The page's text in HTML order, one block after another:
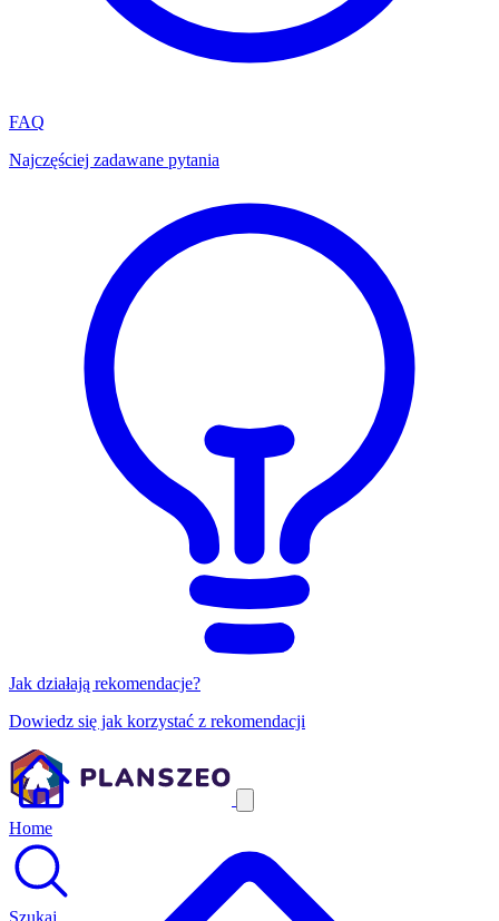
FAQ
Najczęściej zadawane pytania
Jak działają rekomendacje?
Dowiedz się jak korzystać z rekomendacji
Home
Szukaj